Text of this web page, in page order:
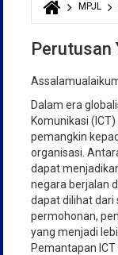
Anda di sini
MPJL
Perutusan
Dalam era
Komunikasi
pemangkin
organisasi.
dapat
negara berjalan
dapat dilihat dari
permohonan,
yang menjadi
Pemantapan